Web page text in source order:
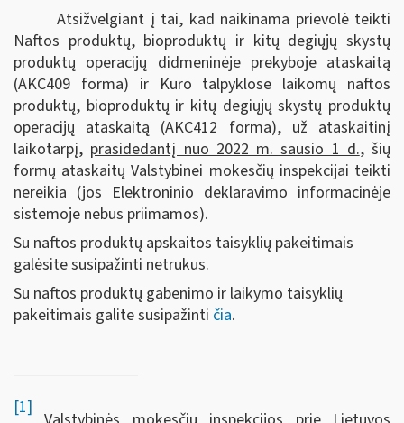
Atsižvelgiant į tai, kad naikinama prievolė teikti
Naftos produktų, bioproduktų ir kitų degiųjų skystų
produktų operacijų didmeninėje prekyboje ataskaitą
(AKC409 forma) ir Kuro talpyklose laikomų naftos
produktų, bioproduktų ir kitų degiųjų skystų produktų
operacijų ataskaitą (AKC412 forma), už ataskaitinį
laikotarpį, prasidedantį nuo 2022 m. sausio 1 d., šių
formų ataskaitų Valstybinei mokesčių inspekcijai teikti
nereikia (jos Elektroninio deklaravimo informacinėje
sistemoje nebus priimamos).
Su naftos produktų apskaitos taisyklių pakeitimais
galėsite susipažinti netrukus.
Su naftos produktų gabenimo ir laikymo taisyklių
pakeitimais galite susipažinti čia.
[1]